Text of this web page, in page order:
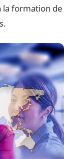
la formation de